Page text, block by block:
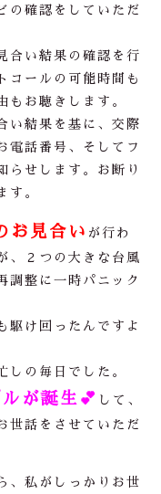
の確認をしていただ
合い結果の確認を行
コールの可能時間も
もお聴きします。
い結果を基に、交際
電話番号、そしてフ
らせします。お断り
す。
お見合い が行わ
、２つの大きな台風
調整に一時パニック
駆け回ったんですよ
しの毎日でした。
が誕生 💕 して、
世話をさせていただ
、私がしっかりお世